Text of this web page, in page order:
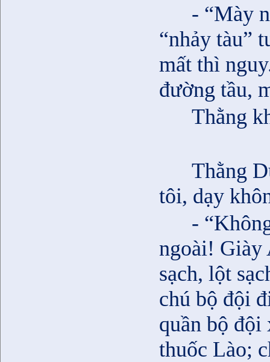
- “Mày
“nhảy tàu”
mất thì
đường tầu,
Thằng
Thằng
tôi, dạy
-
ngoài! Giày
sạch, lột
chú bộ đội
quần bộ
thuốc Lào;